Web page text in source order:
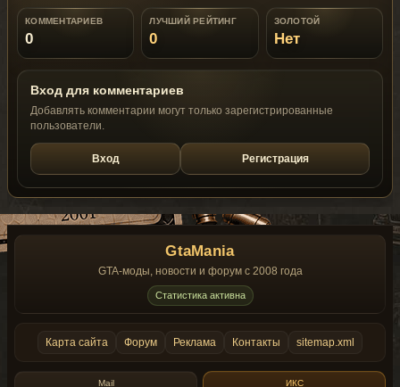
КОММЕНТАРИЕВ
0
ЛУЧШИЙ РЕЙТИНГ
0
ЗОЛОТОЙ
Нет
Вход для комментариев
Добавлять комментарии могут только зарегистрированные
пользователи.
Вход Регистрация
GtaMania
GTA-моды, новости и форум с 2008 года
Статистика активна
Карта сайта Форум Реклама Контакты sitemap.xml
Mail ИКС